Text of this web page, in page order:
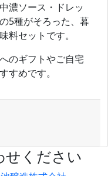
濃ソース・ドレッ
5種がそろった、暮
料セットです。
のギフトやご自宅
すめです。
せください